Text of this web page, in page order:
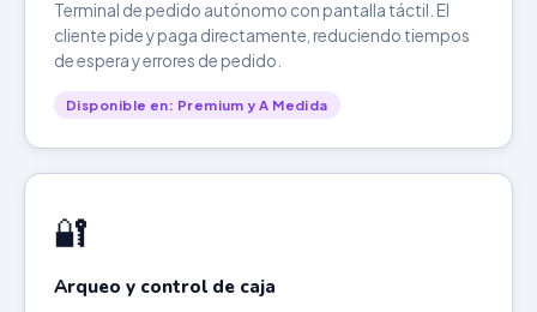
Terminal de pedido autónomo con pantalla táctil. El
cliente pide y paga directamente, reduciendo tiempos
de espera y errores de pedido.
Disponible en: Premium y A Medida
🔐
Arqueo y control de caja